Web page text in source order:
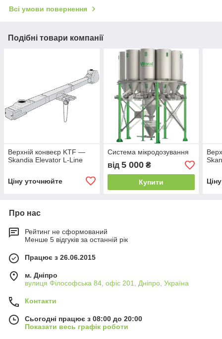
Всі умови повернення
Подібні товари компанії
Верхній конвеєр KTF —
Skandia Elevator L-Line
Ціну уточнюйте
Система мікродозування
від 5 000₴
Купити
Про нас
Рейтинг не сформований
Менше 5 відгуків за останній рік
Працює з 26.06.2015
м. Дніпро
вулиця Філософська 84, офіс 201, Дніпро, Україна
Контакти
Сьогодні працює з 08:00 до 20:00
Показати весь графік роботи